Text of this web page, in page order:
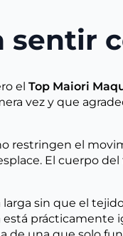
sentir
el Top Maiori
vez y que
restringen el
El cuerpo
sin que el
está